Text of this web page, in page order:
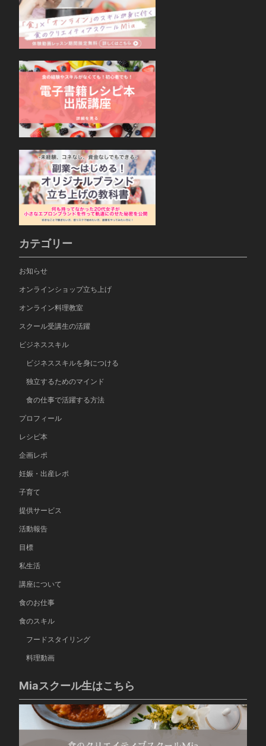
カテゴリー
お知らせ
オンラインショップ立ち上げ
オンライン料理教室
スクール受講生の活躍
ビジネススキル
ビジネススキルを身につける
独立するためのマインド
食の仕事で活躍する方法
プロフィール
レシピ本
企画レポ
妊娠・出産レポ
子育て
提供サービス
活動報告
目標
私生活
講座について
食のお仕事
食のスキル
フードスタイリング
料理動画
Miaスクール生はこちら